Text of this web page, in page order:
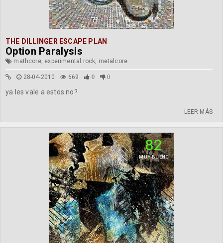
THE DILLINGER ESCAPE PLAN
Option Paralysis
mathcore, experimental rock, metalcore
28-04-2010 669 0 0
ya les vale a estos no?
LEER MÁS
82
MUY BUENO